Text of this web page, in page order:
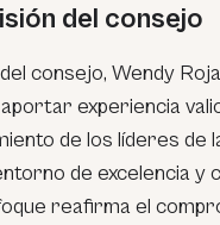
del consejo
consejo, Wendy
experiencia
de los líderes de
de excelencia y
reafirma el